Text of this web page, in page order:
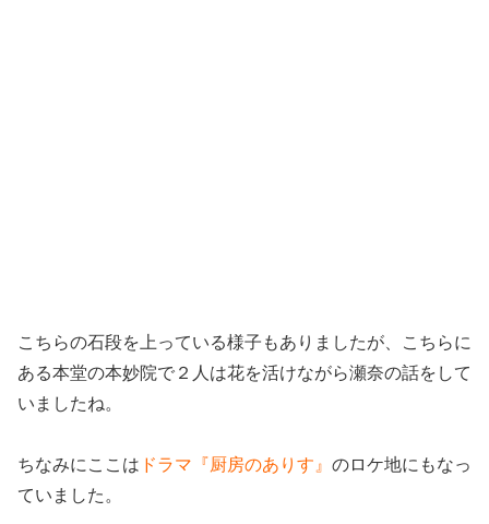
こちらの石段を上っている様子もありましたが、こちらに
ある本堂の本妙院で２人は花を活けながら瀬奈の話をして
いましたね。
ちなみにここは ドラマ『厨房のありす』 のロケ地にもなっ
ていました。